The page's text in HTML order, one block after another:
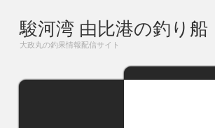
駿河湾 由比港の釣り
大政丸の釣果情報配信サイト